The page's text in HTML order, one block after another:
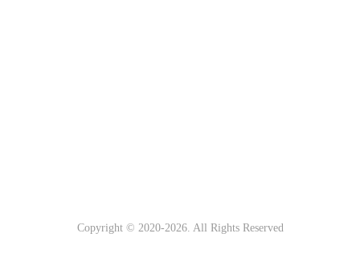
Copyright © 2020-2026. All Rights Reserved